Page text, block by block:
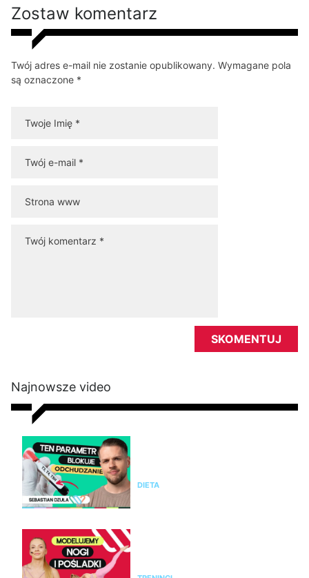
Zostaw komentarz
Twój adres e-mail nie zostanie opublikowany. Wymagane pola
są oznaczone *
Najnowsze video
DIETA